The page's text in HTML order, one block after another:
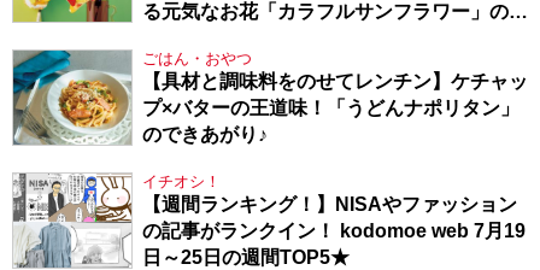
る元気なお花「カラフルサンフラワー」の作
ごはん・おやつ
【具材と調味料をのせてレンチン】ケチャッ
プ×バターの王道味！「うどんナポリタン」
のできあがり♪
イチオシ！
【週間ランキング！】NISAやファッション
の記事がランクイン！ kodomoe web 7月19
日～25日の週間TOP5★